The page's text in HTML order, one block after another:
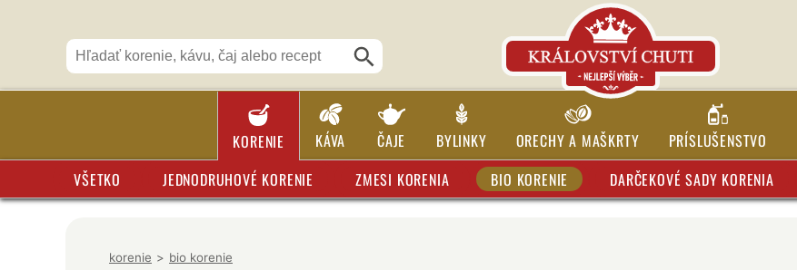
KORENIE KÁVA ČAJE BYLINKY ORECHY A MAŠKRTY PRÍSLUŠENSTVO
VŠETKO JEDNODRUHOVÉ KORENIE ZMESI KORENIA BIO KORENIE DARČEKOVÉ SADY KORENIA
korenie > bio korenie